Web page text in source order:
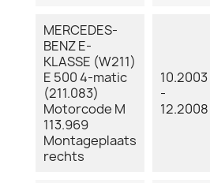
MERCEDES-
BENZ E-
KLASSE (W211)
E 500 4-matic
(211.083)
Motorcode M
113.969
Montageplaats
rechts
10.2003
-
12.2008